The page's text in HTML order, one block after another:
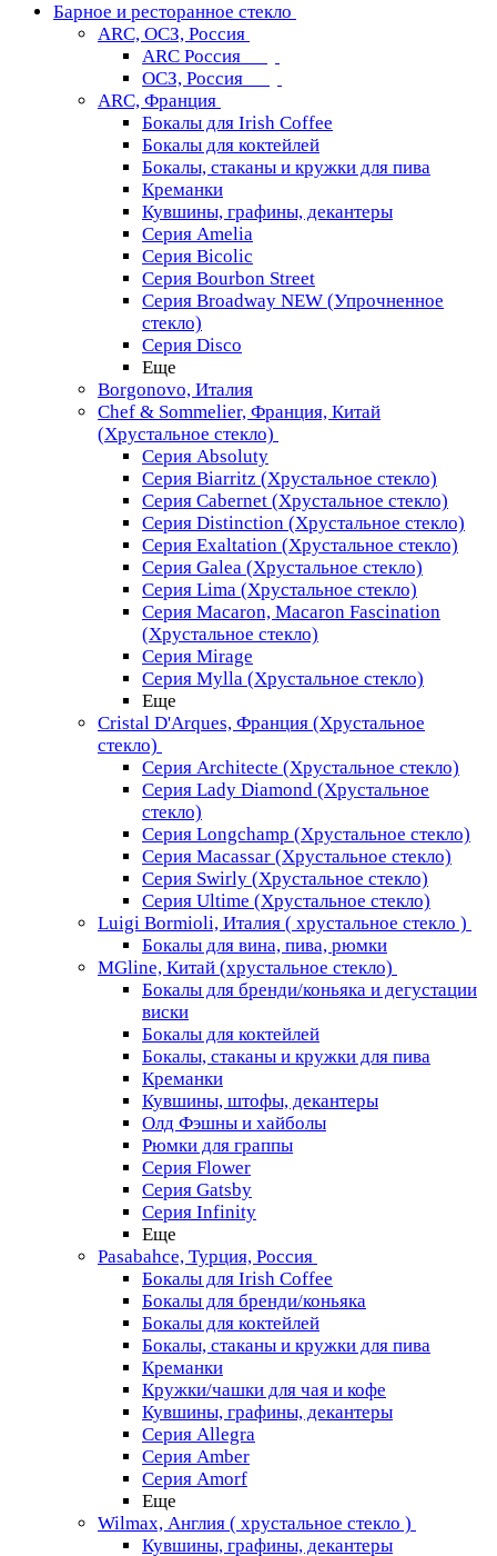
Барное и ресторанное стекло
ARC, ОСЗ, Россия
ARC Россия
ОСЗ, Россия
ARC, Франция
Бокалы для Irish Coffee
Бокалы для коктейлей
Бокалы, стаканы и кружки для пива
Креманки
Кувшины, графины, декантеры
Серия Amelia
Серия Bicolic
Серия Bourbon Street
Серия Broadway NEW (Упрочненное
стекло)
Серия Disco
Еще
Borgonovo, Италия
Chef & Sommelier, Франция, Китай
(Хрустальное стекло)
Серия Absoluty
Серия Biarritz (Хрустальное стекло)
Серия Cabernet (Хрустальное стекло)
Серия Distinction (Хрустальное стекло)
Серия Exaltation (Хрустальное стекло)
Серия Galea (Хрустальное стекло)
Серия Lima (Хрустальное стекло)
Серия Macaron, Macaron Fascination
(Хрустальное стекло)
Серия Mirage
Серия Mylla (Хрустальное стекло)
Еще
Cristal D'Arques, Франция (Хрустальное
стекло)
Серия Architecte (Хрустальное стекло)
Серия Lady Diamond (Хрустальное
стекло)
Серия Longchamp (Хрустальное стекло)
Серия Macassar (Хрустальное стекло)
Серия Swirly (Хрустальное стекло)
Серия Ultime (Хрустальное стекло)
Luigi Bormioli, Италия ( хрустальное стекло )
Бокалы для вина, пива, рюмки
MGline, Китай (хрустальное стекло)
Бокалы для бренди/коньяка и дегустации
виски
Бокалы для коктейлей
Бокалы, стаканы и кружки для пива
Креманки
Кувшины, штофы, декантеры
Олд Фэшны и хайболы
Рюмки для граппы
Серия Flower
Серия Gatsby
Серия Infinity
Еще
Pasabahce, Турция, Россия
Бокалы для Irish Coffee
Бокалы для бренди/коньяка
Бокалы для коктейлей
Бокалы, стаканы и кружки для пива
Креманки
Кружки/чашки для чая и кофе
Кувшины, графины, декантеры
Серия Allegra
Серия Amber
Серия Amorf
Еще
Wilmax, Англия ( хрустальное стекло )
Кувшины, графины, декантеры